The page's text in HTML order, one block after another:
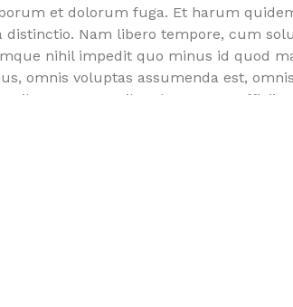
et dolorum fuga. Et harum
distinctio. Nam libero tempore, cum
nihil impedit quo minus id quod
omnis voluptas assumenda est,
autem quibusdam et aut officiis